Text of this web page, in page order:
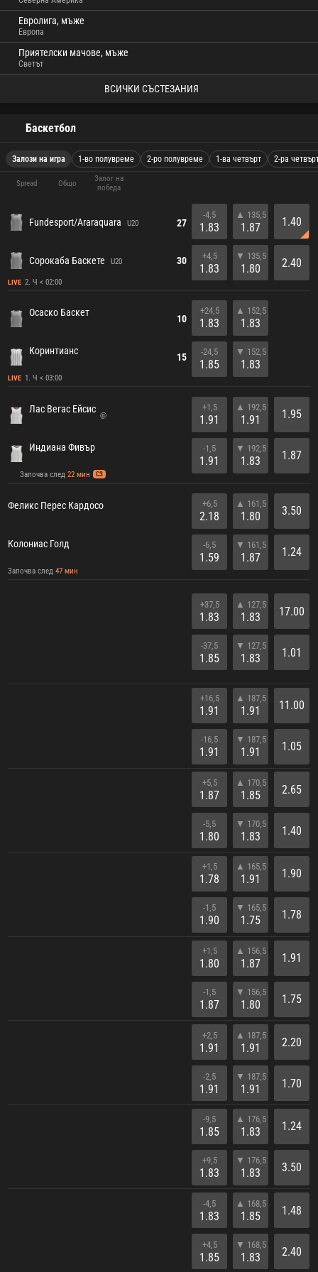
Евролига, мъже
Европа
Приятелски мачове, мъже
Светът
ВСИЧКИ СЪСТЕЗАНИЯ
Баскетбол
Залози на игра 1-во полувреме 2-ро полувреме 1-ва четвърт 2-ра
Spread Общо
Залог на
победа
Fundesport/Araraquara U20
Сорокаба Баскете U20
LIVE 2. Ч < 02:00
27
30
-4,5
1.83
+4,5
1.83
▲ 135,5
1.87
▼ 135,5
1.80
1.40
2.40
Осаско Баскет
Коринтианс
LIVE 1. Ч < 03:00
10
15
+24,5
1.83
-24,5
1.85
▲ 152,5
1.83
▼ 152,5
1.83
Лас Вегас Ейсис
@
Индиана Фивър
Започва след22 мин СЗ
+1,5
1.91
-1,5
1.91
▲ 192,5
1.91
▼ 192,5
1.83
1.95
1.87
Феликс Перес Кардосо
Колониас Голд
Започва след47 мин
+6,5
2.18
-6,5
1.59
▲ 161,5
1.80
▼ 161,5
1.87
3.50
1.24
+37,5
1.83
-37,5
1.85
▲ 127,5
1.83
▼ 127,5
1.83
17.00
1.01
+16,5
1.91
-16,5
1.91
▲ 187,5
1.91
▼ 187,5
1.91
11.00
1.05
+5,5
1.87
-5,5
1.80
▲ 170,5
1.85
▼ 170,5
1.83
2.65
1.40
+1,5
1.78
-1,5
1.90
▲ 165,5
1.91
▼ 165,5
1.75
1.90
1.78
+1,5
1.80
-1,5
1.87
▲ 156,5
1.87
▼ 156,5
1.80
1.91
1.75
+2,5
1.91
-2,5
1.91
▲ 187,5
1.91
▼ 187,5
1.91
2.20
1.70
-9,5
1.85
+9,5
1.83
▲ 176,5
1.83
▼ 176,5
1.83
1.24
3.50
-4,5
1.83
+4,5
1.85
▲ 168,5
1.85
▼ 168,5
1.83
1.48
2.40